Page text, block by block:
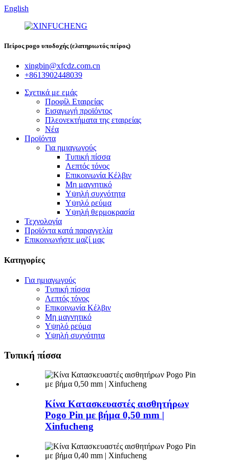
English
Πείρος pogo υποδοχής (ελατηριωτός πείρος)
xingbin@xfcdz.com.cn
+8613902448039
Σχετικά με εμάς
Προφίλ Εταιρείας
Εισαγωγή προϊόντος
Πλεονεκτήματα της εταιρείας
Νέα
Προϊόντα
Για ημιαγωγούς
Τυπική πίσσα
Λεπτός τόνος
Επικοινωνία Κέλβιν
Μη μαγνητικό
Υψηλή συχνότητα
Υψηλό ρεύμα
Υψηλή θερμοκρασία
Τεχνολογία
Προϊόντα κατά παραγγελία
Επικοινωνήστε μαζί μας
Κατηγορίες
Για ημιαγωγούς
Τυπική πίσσα
Λεπτός τόνος
Επικοινωνία Κέλβιν
Μη μαγνητικό
Υψηλό ρεύμα
Υψηλή συχνότητα
Τυπική πίσσα
Κίνα Κατασκευαστές αισθητήρων
Pogo Pin με βήμα 0,50 mm |
Xinfucheng